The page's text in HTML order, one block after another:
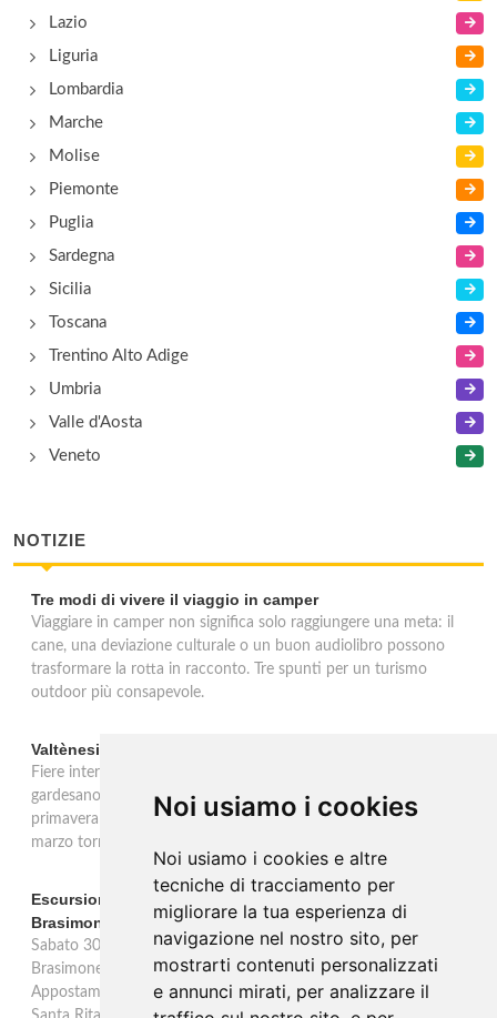
Noi usiamo i cookies
Noi usiamo i cookies e altre
tecniche di tracciamento per
migliorare la tua esperienza di
navigazione nel nostro sito, per
mostrarti contenuti personalizzati
e annunci mirati, per analizzare il
Lazio
Liguria
Lombardia
Marche
Molise
Piemonte
Puglia
Sardegna
Sicilia
Toscana
Trentino Alto Adige
Umbria
Valle d'Aosta
Veneto
NOTIZIE
Tre modi di vivere il viaggio in camper
Viaggiare in camper non significa solo raggiungere una meta: il
cane, una deviazione culturale o un buon audiolibro possono
trasformare la rotta in racconto. Tre spunti per un turismo
outdoor più consapevole.
Valtènesi: una primavera di eventi tra rosé e Lago di Garda
Fiere internazionali, eventi sul territorio e racconto del rosé
gardesano. Il Consorzio Valtènesi presenta il calendario della
primavera 2026 sulla sponda bresciana del Lago di Garda. Il 23
marzo torna La Prima del Valtènesi per stampa e operatori.
Escursione con appostamento ai Laghi di Suviana e
Brasimone: caccia fotografica alla fauna
Sabato 30 agosto escursione speciale ai Laghi di Suviana e
Brasimone dalle 17 alle 23 per osservare cervi, volpi, lepri e lupi.
Appostamento al crepuscolo nel massimo silenzio. Ritrovo Chiesa